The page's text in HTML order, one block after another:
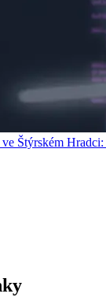
Štýrském Hradci: